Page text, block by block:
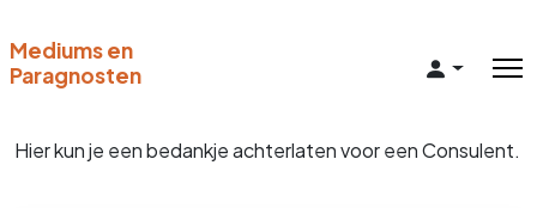
Mediums en
Paragnosten
Hier kun je een bedankje achterlaten voor een Consulent.